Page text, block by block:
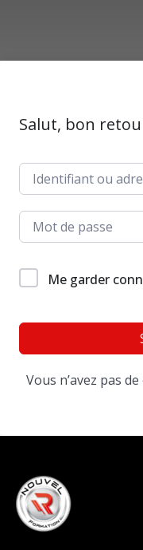
Salut, bon
Me garder
Vous n’avez pas